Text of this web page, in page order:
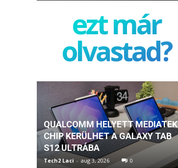
ezt már
olvastad?
QUALCOMM HELYETT MEDIATEK
CHIP KERÜLHET A GALAXY TAB
S12 ULTRÁBA
Tech2 Laci - aug 3, 2026 0